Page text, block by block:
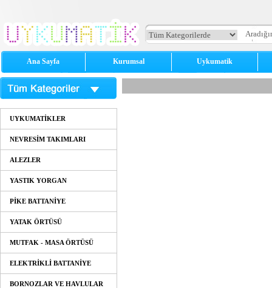
Ana Sayfa Kurumsal Uykumatik
UYKUMATİKLER
NEVRESİM TAKIMLARI
ALEZLER
YASTIK YORGAN
PİKE BATTANİYE
YATAK ÖRTÜSÜ
MUTFAK - MASA ÖRTÜSÜ
ELEKTRİKLİ BATTANİYE
BORNOZLAR VE HAVLULAR